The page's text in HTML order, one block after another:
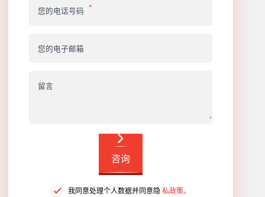
您的电话号码
您的电子邮箱
留言
咨询
我同意处理个人数据并同意隐 私政策。